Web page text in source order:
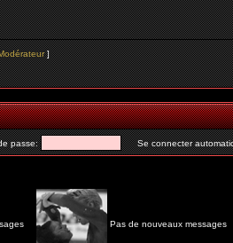
]
passe: Se connecter
Pas de nouveaux messages